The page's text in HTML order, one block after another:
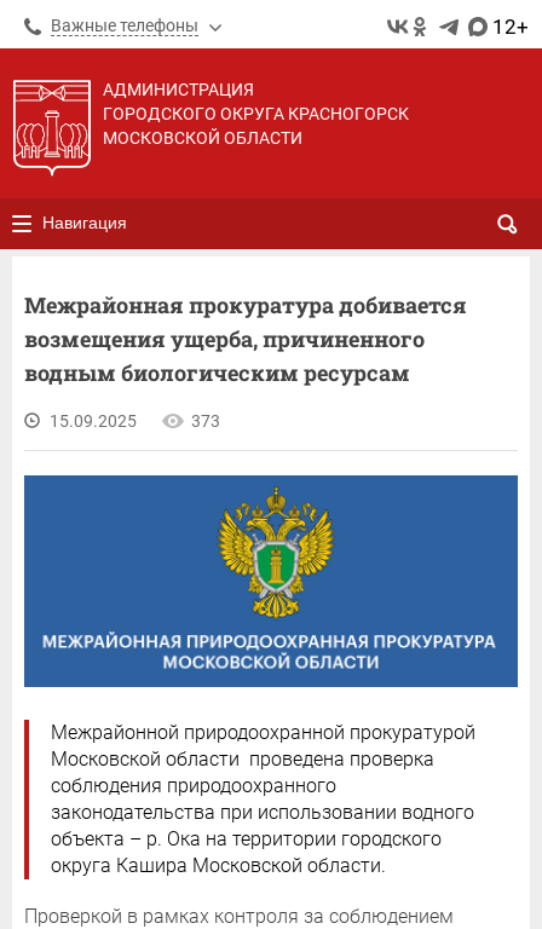
Важные телефоны 12+
АДМИНИСТРАЦИЯ
ГОРОДСКОГО ОКРУГА КРАСНОГОРСК
МОСКОВСКОЙ ОБЛАСТИ
Навигация
Межрайонная прокуратура добивается
возмещения ущерба, причиненного
водным биологическим ресурсам
15.09.2025 373
Межрайонной природоохранной прокуратурой
Московской области проведена проверка
соблюдения природоохранного
законодательства при использовании водного
объекта – р. Ока на территории городского
округа Кашира Московской области.
Проверкой в рамках контроля за соблюдением